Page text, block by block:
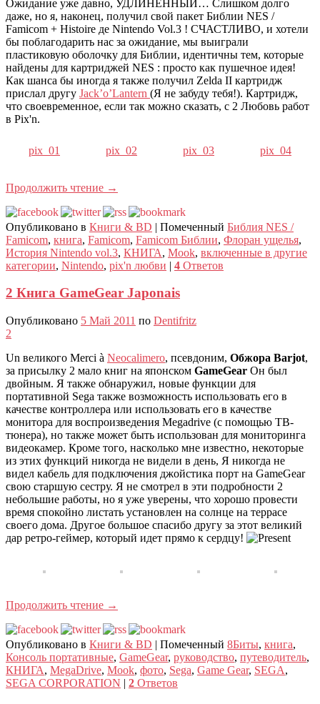
Ожидание уже давно, УДЛИНЕННЫЙ… Слишком долго
даже, но я, наконец, получил свой пакет Библии NES /
Famicom + Histoire де Nintendo Vol.3 ! СЧАСТЛИВО, и хотели
бы поблагодарить нас за ожидание, мы выиграли
пластиковую оболочку для Библии, идентичны тем, которые
найдены для картриджей NES : просто как пушечное идея!
Как шанса бы иногда я также получил Zelda II картридж
прислал другу Jack’o’Lantern (Я не забуду тебя!). Картридж,
что своевременное, если так можно сказать, с 2 Любовь работ
в Pix'n.
pix_01 pix_02 pix_03 pix_04
Продолжить чтение →
Опубликовано в Книги & BD | Помеченный Библия NES /
Famicom, книга, Famicom, Famicom Библии, Флоран ущелья,
История Nintendo vol.3, КНИГА, Mook, включенные в другие
категории, Nintendo, pix'n любви | 4 Ответов
2 Книга GameGear Japonais
Опубликовано 5 Май 2011 по Dentifritz
2
Un великого Merci à Neocalimero, псевдоним, Обжора Barjot,
за присылку 2 мало книг на японском GameGear Он был
двойным. Я также обнаружил, новые функции для
портативной Sega также возможность использовать его в
качестве контроллера или использовать его в качестве
монитора для воспроизведения Megadrive (с помощью ТВ-
тюнера), но также может быть использован для мониторинга
видеокамер. Кроме того, насколько мне известно, некоторые
из этих функций никогда не видели в день, Я никогда не
видел кабель для подключения джойстика порт на GameGear
свою старшую сестру. Я не смотрел в эти подробности 2
небольшие работы, но я уже уверены, что хорошо провести
время спокойно листать установлен на солнце на террасе
своего дома. Другое большое спасибо другу за этот великий
дар ретро-геймер, который идет прямо к сердцу!
Продолжить чтение →
Опубликовано в Книги & BD | Помеченный 8Биты, книга,
Консоль портативные, GameGear, руководство, путеводитель,
КНИГА, MegaDrive, Mook, фото, Sega, Game Gear, SEGA,
SEGA CORPORATION | 2 Ответов